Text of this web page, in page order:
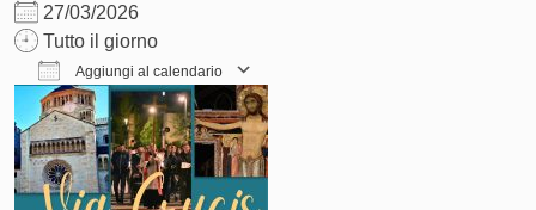
27/03/2026
Tutto il giorno
Aggiungi al calendario
Download ICS